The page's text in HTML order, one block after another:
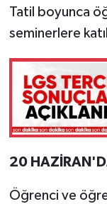
Tatil boyunca
seminerlere
20
Öğrenci ve